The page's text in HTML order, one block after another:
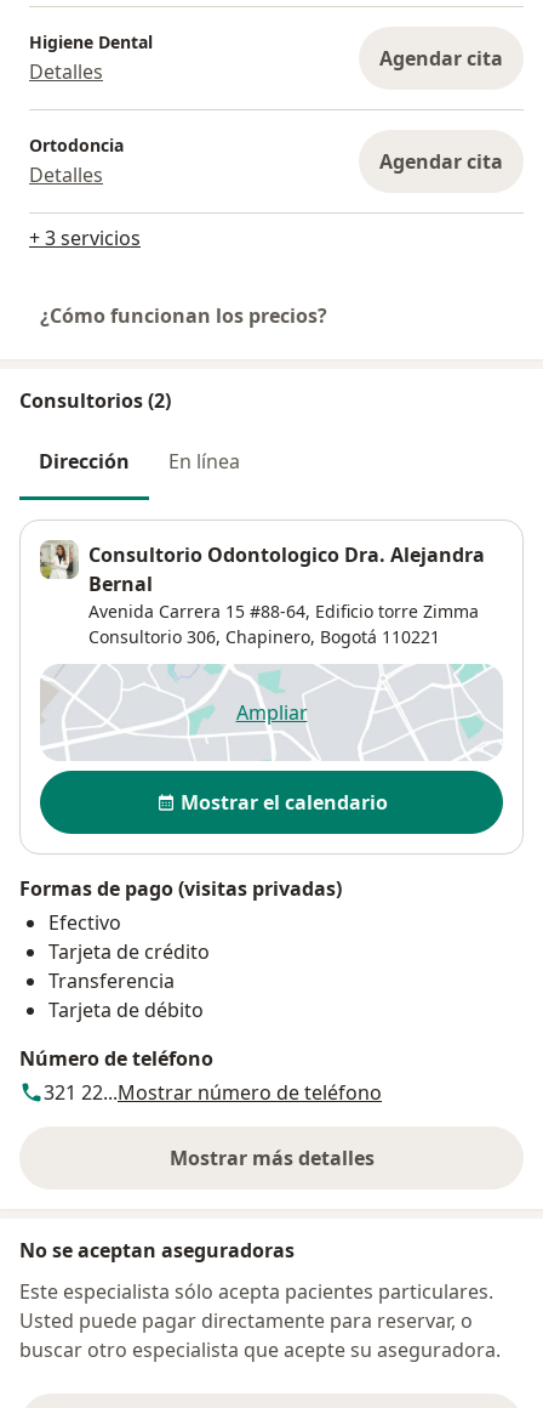
Higiene Dental
Detalles Agendar cita
Ortodoncia
Detalles Agendar cita
+ 3 servicios
¿Cómo funcionan los precios?
Consultorios (2)
Dirección En línea
Consultorio Odontologico Dra. Alejandra
Bernal
Avenida Carrera 15 #88-64, Edificio torre Zimma
Consultorio 306, Chapinero, Bogotá 110221
Ampliarse abre en una nueva
Disponibilidad
Mostrar el calendario
Formas de pago (visitas privadas)
Efectivo
Tarjeta de crédito
Transferencia
Tarjeta de débito
Número de teléfono
321 22...Mostrar número de teléfono
Mostrar más detalles
sobre la dirección
No se aceptan aseguradoras
Este especialista sólo acepta pacientes particulares.
Usted puede pagar directamente para reservar, o
buscar otro especialista que acepte su aseguradora.